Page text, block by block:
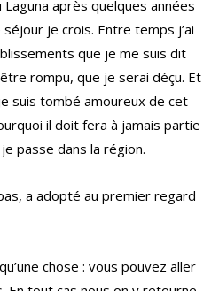
après quelques années
je crois. Entre temps j’ai
que je me suis dit
rompu, que je serai déçu. Et
suis tombé amoureux de cet
il doit fera à jamais partie
passe dans la région.
a adopté au premier regard
chose : vous pouvez aller